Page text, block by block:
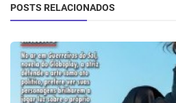
POSTS RELACIONADOS